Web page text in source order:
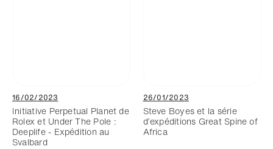
16/02/2023
Initiative Perpetual Planet de
Rolex et Under The Pole :
Deeplife - Expédition au
Svalbard
26/01/2023
Steve Boyes et la série
d’expéditions Great Spine of
Africa